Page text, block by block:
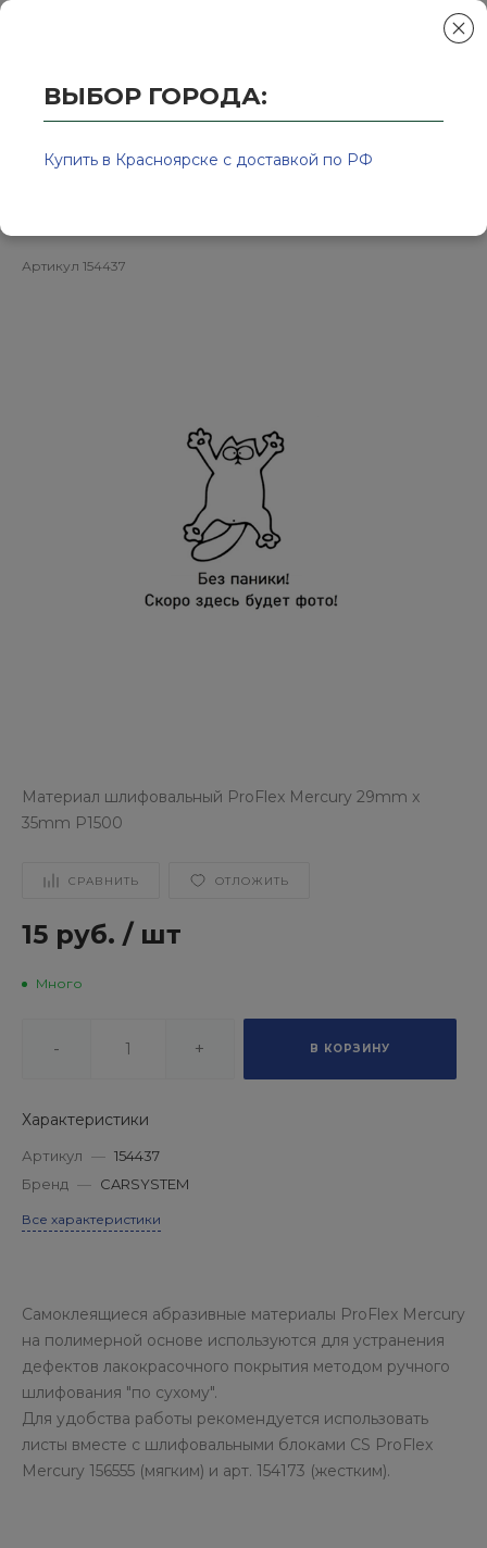
Колор-Авто - магазин лакокрасочной продукции и
Материал шлифовальный ProFlex
Артикул 154437
Материал шлифовальный ProFlex Mercury 29mm x
35mm P1500
СРАВНИТЬ ОТЛОЖИТЬ
15 руб. / шт
Много
- + В КОРЗИНУ
Характеристики
Артикул — 154437
Бренд — CARSYSTEM
Все характеристики
Самоклеящиеся абразивные материалы ProFlex Mercury
на полимерной основе используются для устранения
дефектов лакокрасочного покрытия методом ручного
шлифования "по сухому".
Для удобства работы рекомендуется использовать
листы вместе с шлифовальными блоками CS ProFlex
Mercury 156555 (мягким) и арт. 154173 (жестким).
ВЫБОР ГОРОДА:
Купить в Красноярске с доставкой по РФ